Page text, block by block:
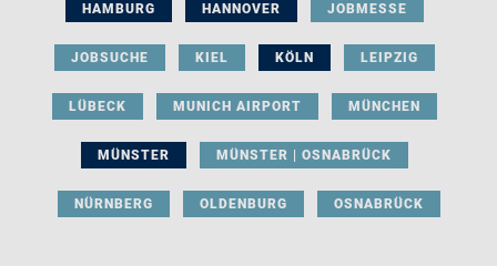
HAMBURG HANNOVER JOBMESSE
JOBSUCHE KIEL KÖLN LEIPZIG
LÜBECK MUNICH AIRPORT MÜNCHEN
MÜNSTER MÜNSTER | OSNABRÜCK
NÜRNBERG OLDENBURG OSNABRÜCK